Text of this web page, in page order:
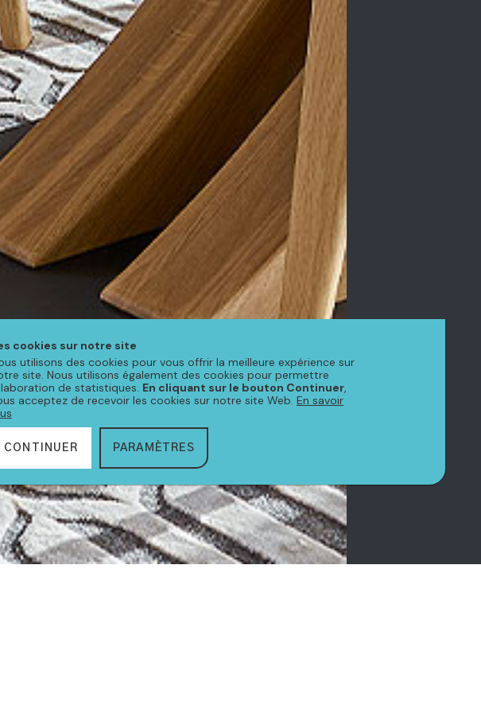
cookies sur notre site
utilisons des cookies pour vous offrir la meilleure expérience sur
site. Nous utilisons également des cookies pour permettre
de statistiques. En cliquant sur le bouton Continuer,
acceptez de recevoir les cookies sur notre site Web. En savoir
CONTINUER PARAMÈTRES